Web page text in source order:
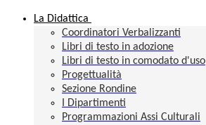
La Didattica
Coordinatori Verbalizzanti
Libri di testo in adozione
Libri di testo in comodato d'uso
Progettualità
Sezione Rondine
I Dipartimenti
Programmazioni Assi Culturali